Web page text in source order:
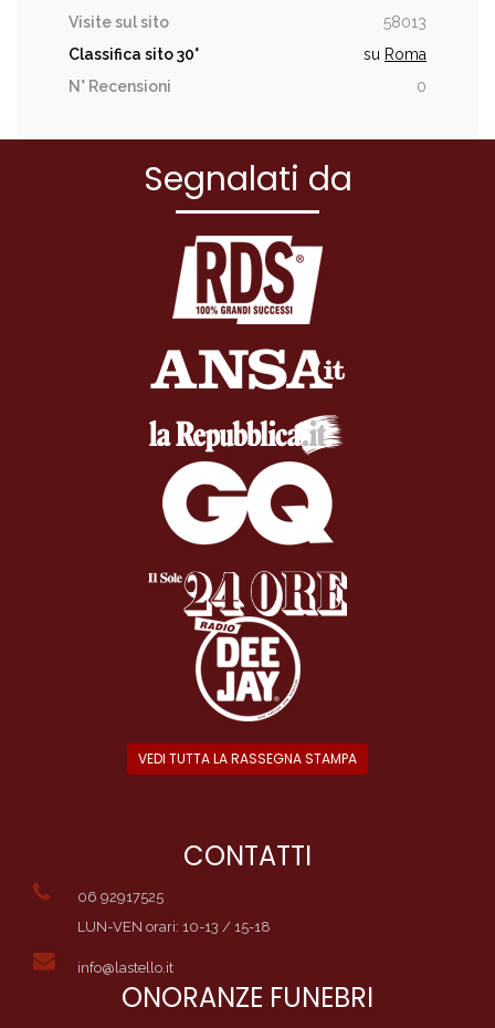
Visite sul sito
58013
Classifica sito30° su Roma
N° Recensioni
0
Segnalati da
VEDI TUTTA LA RASSEGNA STAMPA
CONTATTI
06 92917525
LUN-VEN orari: 10-13 / 15-18
info@lastello.it
ONORANZE FUNEBRI